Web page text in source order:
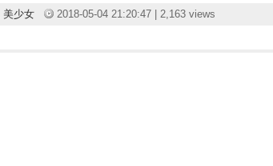
美少女 2018-05-04 21:20:47 | 2,163 views